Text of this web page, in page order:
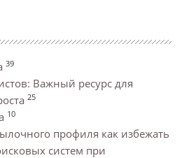
39
Важный ресурс для
25
10
профиля как избежать
систем при